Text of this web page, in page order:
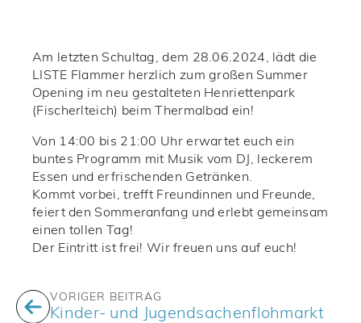
Am letzten Schultag, dem 28.06.2024, lädt die
LISTE Flammer herzlich zum großen Summer
Opening im neu gestalteten Henriettenpark
(Fischerlteich) beim Thermalbad ein!
Von 14:00 bis 21:00 Uhr erwartet euch ein
buntes Programm mit Musik vom DJ, leckerem
Essen und erfrischenden Getränken.
Kommt vorbei, trefft Freundinnen und Freunde,
feiert den Sommeranfang und erlebt gemeinsam
einen tollen Tag!
Der Eintritt ist frei! Wir freuen uns auf euch!
VORIGER BEITRAG
Kinder- und Jugendsachenflohmarkt